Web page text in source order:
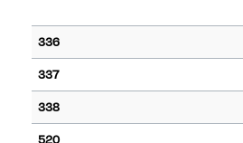
336
337
338
520